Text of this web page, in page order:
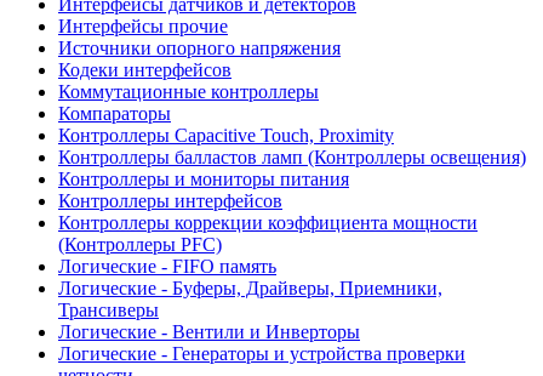
Интерфейсы датчиков и детекторов
Интерфейсы прочие
Источники опорного напряжения
Кодеки интерфейсов
Коммутационные контроллеры
Компараторы
Контроллеры Capacitive Touch, Proximity
Контроллеры балластов ламп (Контроллеры освещения)
Контроллеры и мониторы питания
Контроллеры интерфейсов
Контроллеры коррекции коэффициента мощности
(Контроллеры PFC)
Логические - FIFO память
Логические - Буферы, Драйверы, Приемники,
Трансиверы
Логические - Вентили и Инверторы
Логические - Генераторы и устройства проверки